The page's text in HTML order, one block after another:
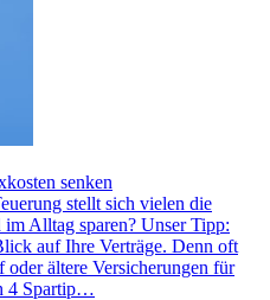
senken
stellt sich vielen die
Alltag sparen? Unser Tipp:
auf Ihre Verträge. Denn oft
ältere Versicherungen für
4 Spartip…